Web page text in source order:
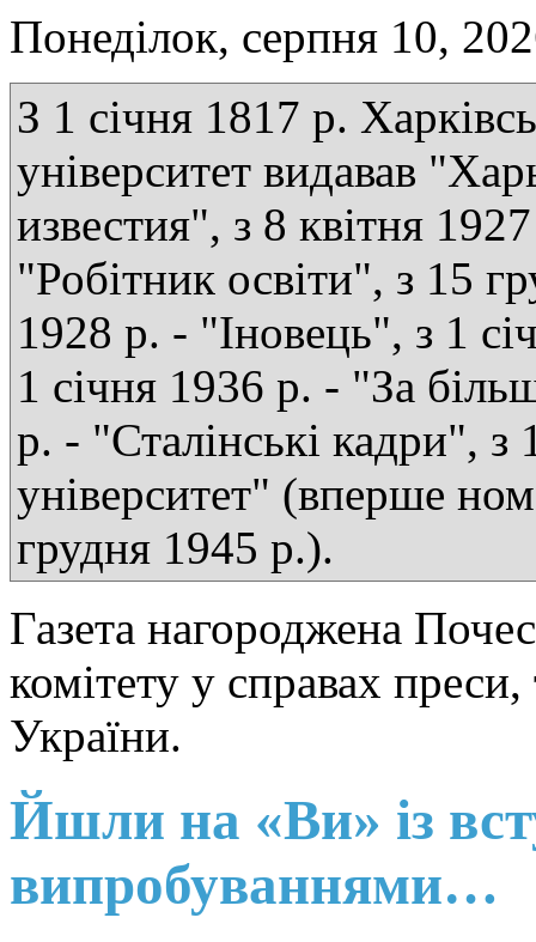
Понеділок, серпня 10,
З 1 січня 1817 р.
університет видавав
известия", з 8 квітня
"Робітник освіти", з 15
1928 р. - "Іновець", з 1
1 січня 1936 р. - "За
р. - "Сталінські кадри",
університет" (вперше
грудня 1945 р.).
Газета нагороджена
комітету у справах
України.
Йшли на «Ви» із
випробуваннями…